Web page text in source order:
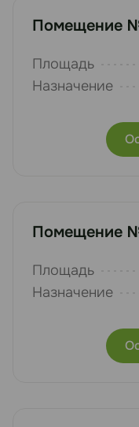
Помещение
Площадь
Назначение
Помещение
Площадь
Назначение